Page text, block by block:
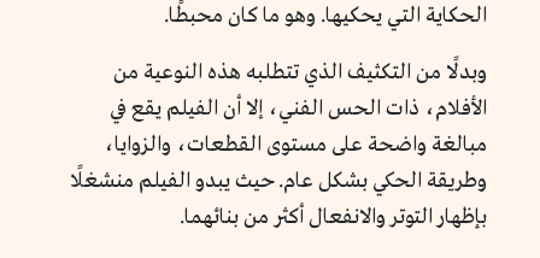
الحكاية التي يحكيها. وهو ما كان محبطًا.
وبدلًا من التكثيف الذي تتطلبه هذه النوعية من
الأفلام، ذات الحس الفني، إلا أن الفيلم يقع في
مبالغة واضحة على مستوى القطعات، والزوايا،
وطريقة الحكي بشكل عام. حيث يبدو الفيلم منشغلًا
بإظهار التوتر والانفعال أكثر من بنائهما.